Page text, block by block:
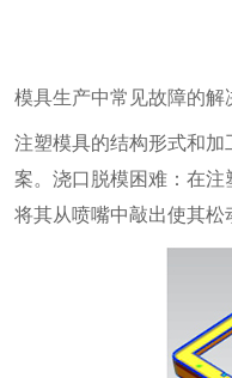
模具生产中常见故障的解
注塑模具的结构形式和
案。浇口脱模困难：在
将其从喷嘴中敲出使其